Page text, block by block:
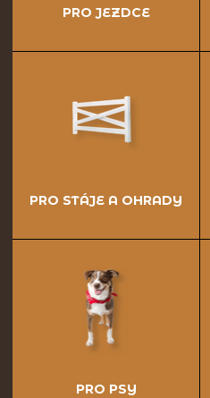
PRO JEZDCE
PRO STÁJE A OHRADY
PRO PSY